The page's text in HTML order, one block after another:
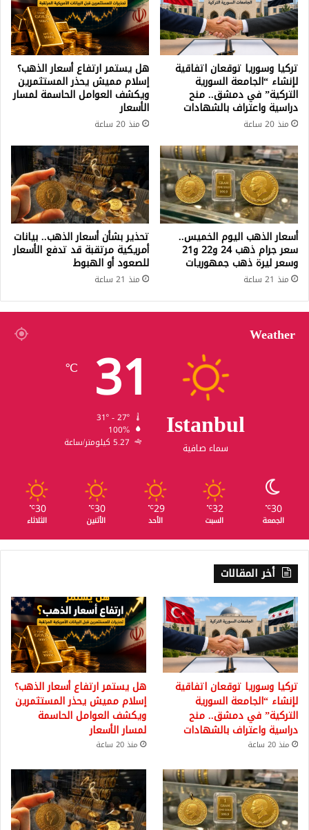
تركيا وسوريا توقعان اتفاقية
لإنشاء “الجامعة السورية
التركية” في دمشق.. منح
دراسية واعتراف بالشهادات
منذ 20 ساعة
هل يستمر ارتفاع أسعار الذهب؟
إسلام مميش يحذر المستثمرين
ويكشف العوامل الحاسمة لمسار
الأسعار
منذ 20 ساعة
أسعار الذهب اليوم الخميس..
سعر جرام ذهب 24 و22 و21
وسعر ليرة ذهب جمهوريات
منذ 21 ساعة
تحذير بشأن أسعار الذهب.. بيانات
أمريكية مرتقبة قد تدفع الأسعار
للصعود أو الهبوط
منذ 21 ساعة
Weather
Istanbul
سماء صافية
31
℃
100%
5.27 كيلومتر/ساعة
30
℃
الجمعة
32
℃
السبت
29
℃
الأحد
30
℃
الأثنين
30
℃
الثلاثاء
أخر المقالات
تركيا وسوريا توقعان اتفاقية
لإنشاء “الجامعة السورية
التركية” في دمشق.. منح
دراسية واعتراف بالشهادات
منذ 20 ساعة
هل يستمر ارتفاع أسعار الذهب؟
إسلام مميش يحذر المستثمرين
ويكشف العوامل الحاسمة
لمسار الأسعار
منذ 20 ساعة